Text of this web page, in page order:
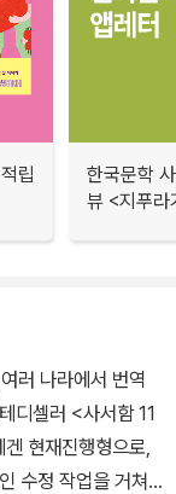
립
한국문학
뷰 <지푸라
러 나라에서 번역
디셀러 <사서함 11
현재진행형으로,
수정 작업을 거쳐